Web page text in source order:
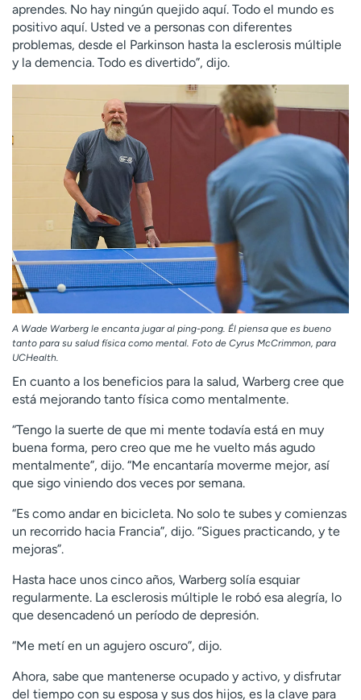
aprendes. No hay ningún quejido aquí. Todo el mundo es
positivo aquí. Usted ve a personas con diferentes
problemas, desde el Parkinson hasta la esclerosis múltiple
y la demencia. Todo es divertido”, dijo.
A Wade Warberg le encanta jugar al ping-pong. Él piensa que es bueno
tanto para su salud física como mental. Foto de Cyrus McCrimmon, para
UCHealth.
En cuanto a los beneficios para la salud, Warberg cree que
está mejorando tanto física como mentalmente.
“Tengo la suerte de que mi mente todavía está en muy
buena forma, pero creo que me he vuelto más agudo
mentalmente”, dijo. “Me encantaría moverme mejor, así
que sigo viniendo dos veces por semana.
“Es como andar en bicicleta. No solo te subes y comienzas
un recorrido hacia Francia”, dijo. “Sigues practicando, y te
mejoras”.
Hasta hace unos cinco años, Warberg solía esquiar
regularmente. La esclerosis múltiple le robó esa alegría, lo
que desencadenó un período de depresión.
“Me metí en un agujero oscuro”, dijo.
Ahora, sabe que mantenerse ocupado y activo, y disfrutar
del tiempo con su esposa y sus dos hijos, es la clave para